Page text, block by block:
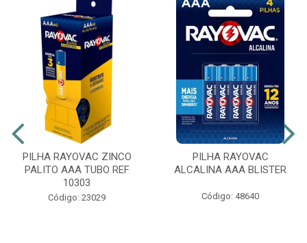
PILHA RAYOVAC ZINCO
PALITO AAA TUBO REF
10303
Código: 23029
PILHA RAYOVAC
ALCALINA AAA BLISTER
Código: 48640